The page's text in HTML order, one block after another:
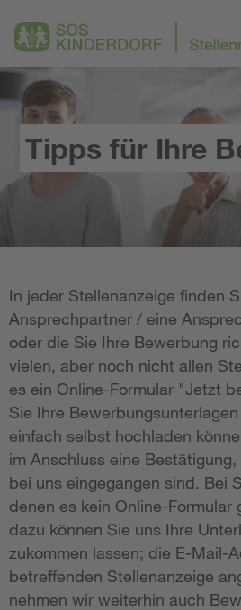
Tipps für Ihre
In jeder Stellenanzeige finden
Ansprechpartner / eine
oder die Sie Ihre Bewerbung
vielen, aber noch nicht allen
es ein Online-Formular "Jetzt
Sie Ihre
einfach selbst hochladen
im Anschluss eine
bei uns eingegangen sind. Bei
denen es kein Online-
dazu können Sie uns Ihre
zukommen lassen; die E-Mail-
betreffenden Stellenanzeige
nehmen wir weiterhin auch